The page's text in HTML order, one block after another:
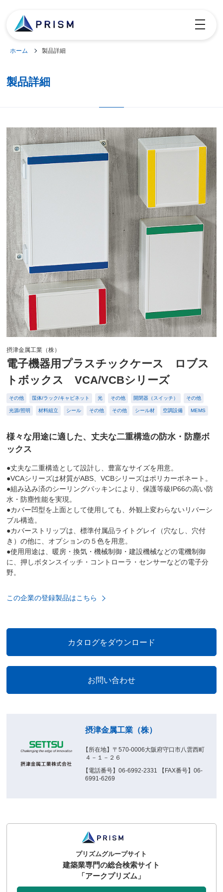
toggle
ホーム 製品詳細
製品詳細
摂津金属工業（株）
電子機器用プラスチックケース ロブス
トボックス VCA/VCBシリーズ
その他 筺体/ラック/キャビネット 光 その他 開閉器（スイッチ） その他
光源/照明 材料組立 シール その他 その他 シール材 空調設備 MEMS
様々な用途に適した、丈夫な二重構造の防水・防塵ボ
ックス
●丈夫な二重構造として設計し、豊富なサイズを用意。
●VCAシリーズは材質がABS、VCBシリーズはポリカーボネート。
●組み込み済のシーリングパッキンにより、保護等級IP66の高い防
水・防塵性能を実現。
●カバー凹型を上面として使用しても、外観上変わらないリバーシ
ブル構造。
●カバーストリップは、標準付属品ライトグレイ（穴なし、穴付
き）の他に、オプションの５色を用意。
●使用用途は、暖房・換気・機械制御・建設機械などの電機制御
に、押しボタンスイッチ・コントローラ・センサーなどの電子分
野。
この企業の登録製品はこちら
摂津金属工業（株）
【所在地】〒570-0006大阪府守口市八雲西町
４－１－２６
【電話番号】06-6992-2331 【FAX番号】06-
6991-6269
プリズムグループサイト
建築業専門の総合検索サイト
「アークプリズム」